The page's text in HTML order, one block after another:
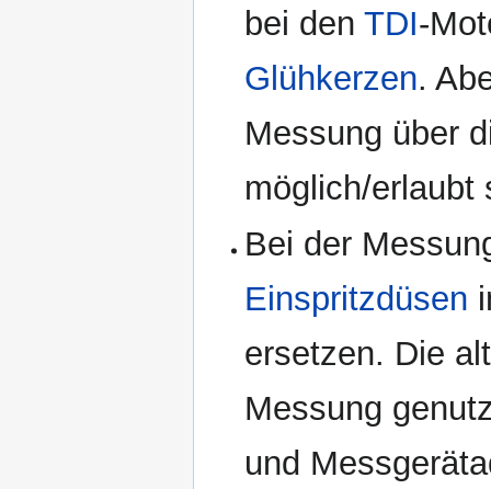
bei denTDI-
Glühkerzen.
Messung über
möglich/erlaubt
Bei der
Einspritzdüsen
ersetzen. Die
Messung
und